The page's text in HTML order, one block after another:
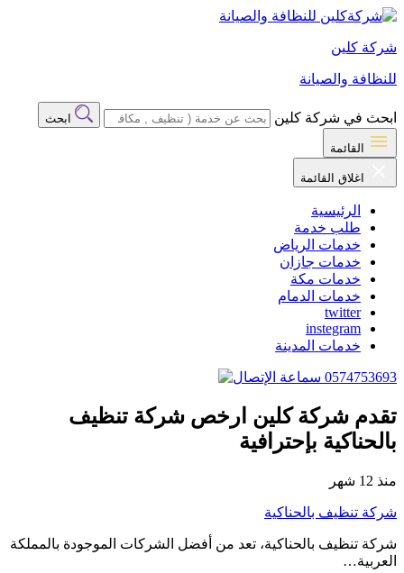
شركة كلين
للنظافة والصيانة
ابحث في شركة كلين ابحث
القائمة
اغلاق القائمة
الرئيسية
طلب خدمة
خدمات الرياض
خدمات جازان
خدمات مكة
خدمات الدمام
twitter
instegram
خدمات المدينة
0574753693
تقدم شركة كلين ارخص شركة تنظيف
بالحناكية بإحترافية
منذ 12 شهر
شركة تنظيف بالحناكية
شركة تنظيف بالحناكية، تعد من أفضل الشركات الموجودة بالمملكة
العربية…